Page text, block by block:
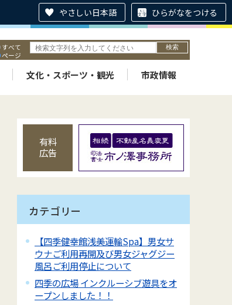
やさしい日本語 ひらがなをつける
すべて
ページ
文化・スポーツ・観光 市政情報
有料
広告
カテゴリー
【四季健幸館浅美運輸Spa】男女サ
ウナご利用再開及び男女ジャグジー
風呂ご利用停止について
四季の広場 インクルーシブ遊具をオ
ープンしました！！